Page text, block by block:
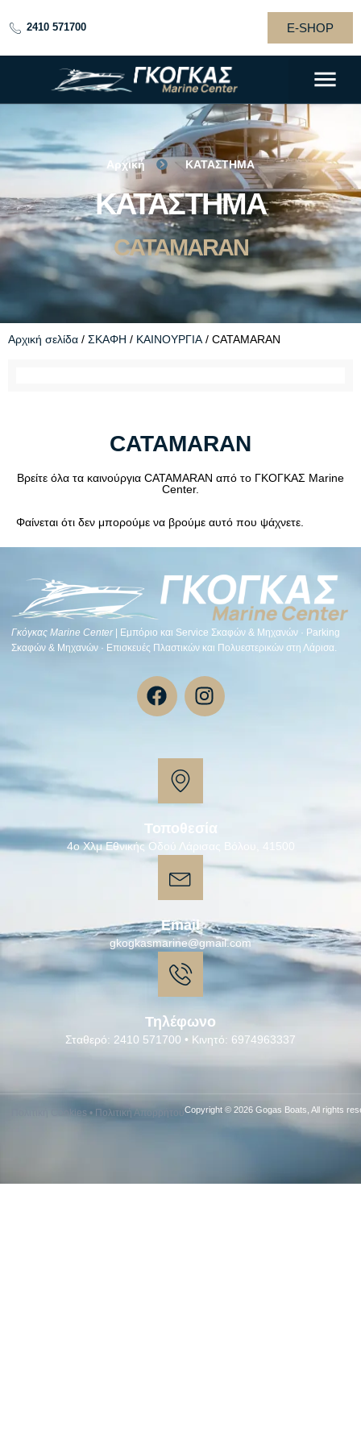
E-SHOP
2410 571700
GOGAS
BOATS
Αρχική ΚΑΤΑΣΤΗΜΑ
ΚΑΤΑΣΤΗΜΑ
CATAMARAN
Αρχική σελίδα / ΣΚΑΦΗ / ΚΑΙΝΟΥΡΓΙΑ / CATAMARAN
CATAMARAN
Βρείτε όλα τα καινούργια CATAMARAN από το ΓΚΟΓΚΑΣ Marine
Center.
Φαίνεται ότι δεν μπορούμε να βρούμε αυτό που ψάχνετε.
Γκόγκας Μarine Center| Εμπόριο και Service Σκαφών & Μηχανών · Parking
Σκαφών & Μηχανών · Επισκευές Πλαστικών και Πολυεστερικών στη Λάρισα.
Τοποθεσία
4ο Χλμ Εθνικής Οδού Λάρισας Βόλου, 41500
Email
gkogkasmarine@gmail.com
Τηλέφωνο
Σταθερό: 2410 571700 • Κινητό: 6974963337
Πολιτική Cookies • Πολιτική Απορρήτου Copyright © 2026 Gogas Boats, All rights